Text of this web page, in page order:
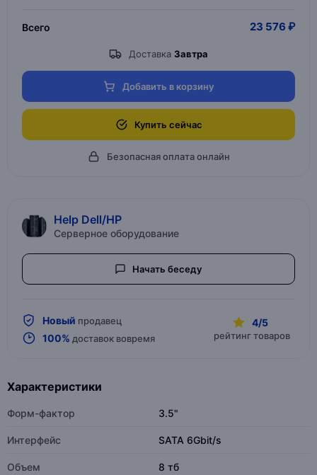
Всего 23 576 ₽
Доставка Завтра
Добавить в корзину
Купить сейчас
Безопасная оплата онлайн
Help Dell/HP
Серверное оборудование
Начать беседу
Новый продавец
100% доставок вовремя
4/5
рейтинг товаров
Характеристики
Форм-фактор 3.5"
Интерфейс SATA 6Gbit/s
Объем 8 тб